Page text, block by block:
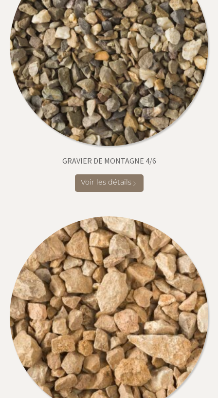
GRAVIER DE MONTAGNE 4/6
Voir les détails